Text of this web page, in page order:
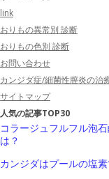
link
おりもの異常別 診断
おりもの色別 診断
お問い合わせ
カンジダ症/細菌性膣炎の治
サイトマップ
人気の記事TOP30
コラージュフルフル泡
は？
カンジダはプールの塩